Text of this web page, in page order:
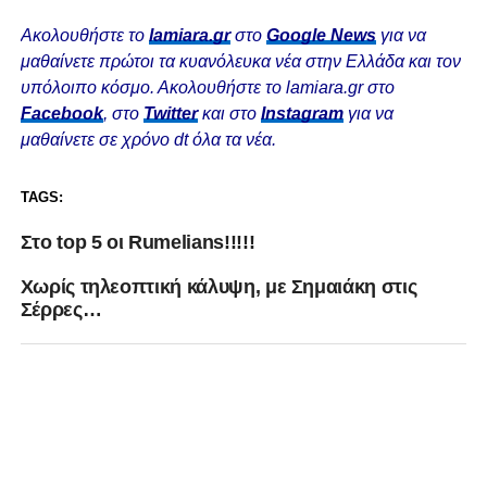
Ακολουθήστε το lamiara.grστο Google Newsγια να
μαθαίνετε πρώτοι τα κυανόλευκα νέα στην Ελλάδα και τον
υπόλοιπο κόσμο. Ακολουθήστε το lamiara.gr στο
Facebook, στο Twitterκαι στο Instagram για να
μαθαίνετε σε χρόνο dt όλα τα νέα.
TAGS:
Στο top 5 οι Rumelians!!!!!
Xωρίς τηλεοπτική κάλυψη, με Σημαιάκη στις
Σέρρες…